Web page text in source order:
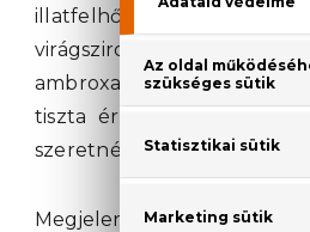
illatfelhője. A gazdag
virágszirom vagy a
ambroxan ölelésébe
tiszta érzelmek és az
szeretnéd.
Megjelenési év: 2023